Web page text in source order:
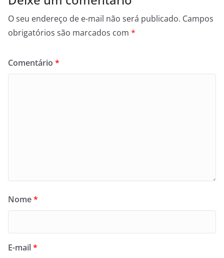
O seu endereço de e-mail não será publicado. Campos
obrigatórios são marcados com *
Comentário *
Nome*
E-mail*